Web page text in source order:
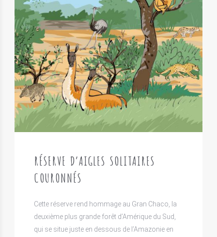
RÉSERVE D’AIGLES SOLITAIRES
COURONNÉS
Cette réserve rend hommage au Gran Chaco, la
deuxième plus grande forêt d’Amérique du Sud,
qui se situe juste en dessous de l’Amazonie en